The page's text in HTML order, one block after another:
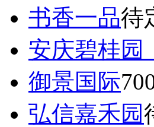
书香一品待
安庆碧桂园
御景国际
弘信嘉禾园